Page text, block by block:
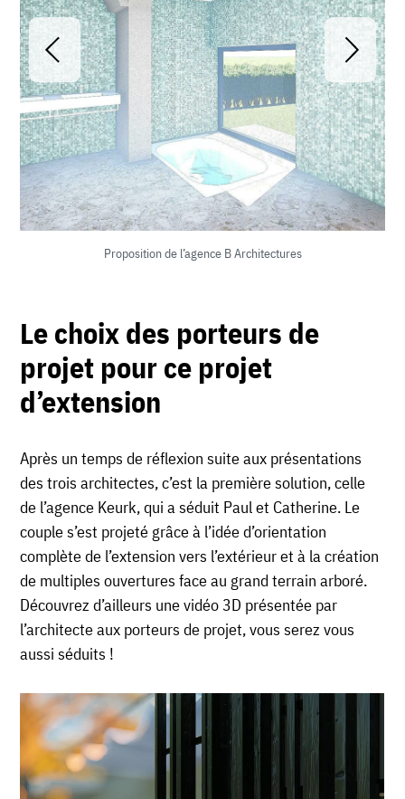
Proposition de l’agence B Architectures
Le choix des porteurs de
projet pour ce projet
d’extension
Après un temps de réflexion suite aux présentations
des trois architectes, c’est la première solution, celle
de l’agence Keurk, qui a séduit Paul et Catherine. Le
couple s’est projeté grâce à l’idée d’orientation
complète de l’extension vers l’extérieur et à la création
de multiples ouvertures face au grand terrain arboré.
Découvrez d’ailleurs une vidéo 3D présentée par
l’architecte aux porteurs de projet, vous serez vous
aussi séduits !